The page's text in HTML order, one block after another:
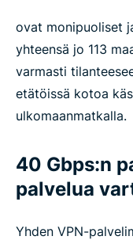
ovat monipuoliset
yhteensä jo 113
varmasti
etätöissä kotoa
ulkomaanmatkalla.
40 Gbps:n
palvelua
Yhden VPN-